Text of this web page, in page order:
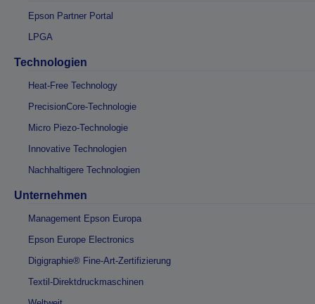
Epson Partner Portal
LPGA
Technologien
Heat-Free Technology
PrecisionCore-Technologie
Micro Piezo-Technologie
Innovative Technologien
Nachhaltigere Technologien
Unternehmen
Management Epson Europa
Epson Europe Electronics
Digigraphie® Fine-Art-Zertifizierung
Textil-Direktdruckmaschinen